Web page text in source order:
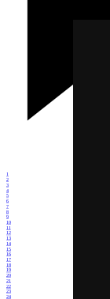
1
2
3
4
5
6
7
8
9
10
11
12
13
14
15
16
17
18
19
20
21
22
23
24